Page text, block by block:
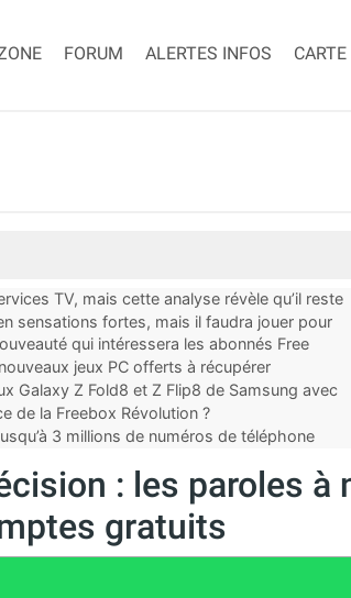
FORUM ALERTES INFOS CARTE
TV, mais cette analyse révèle qu’il reste
sensations fortes, mais il faudra jouer pour
qui intéressera les abonnés Free
jeux PC offerts à récupérer
Galaxy Z Fold8 et Z Flip8 de Samsung avec
de la Freebox Révolution ?
3 millions de numéros de téléphone
: les paroles à
gratuits